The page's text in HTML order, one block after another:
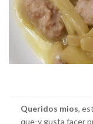
Queridos mios,
que-y gusta facer